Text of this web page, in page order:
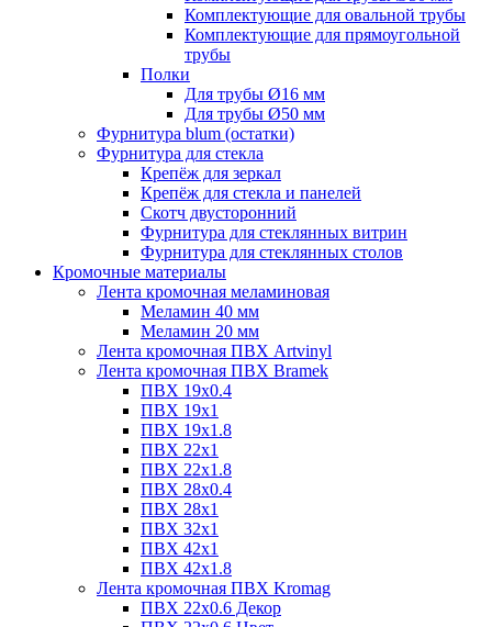
Комплектующие для овальной трубы
Комплектующие для прямоугольной
трубы
Полки
Для трубы Ø16 мм
Для трубы Ø50 мм
Фурнитура blum (остатки)
Фурнитура для стекла
Крепёж для зеркал
Крепёж для стекла и панелей
Скотч двусторонний
Фурнитура для стеклянных витрин
Фурнитура для стеклянных столов
Кромочные материалы
Лента кромочная меламиновая
Меламин 40 мм
Меламин 20 мм
Лента кромочная ПВХ Artvinyl
Лента кромочная ПВХ Bramek
ПВХ 19x0.4
ПВХ 19х1
ПВХ 19х1.8
ПВХ 22х1
ПВХ 22х1.8
ПВХ 28х0.4
ПВХ 28х1
ПВХ 32x1
ПВХ 42х1
ПВХ 42х1.8
Лента кромочная ПВХ Kromag
ПВХ 22x0.6 Декор